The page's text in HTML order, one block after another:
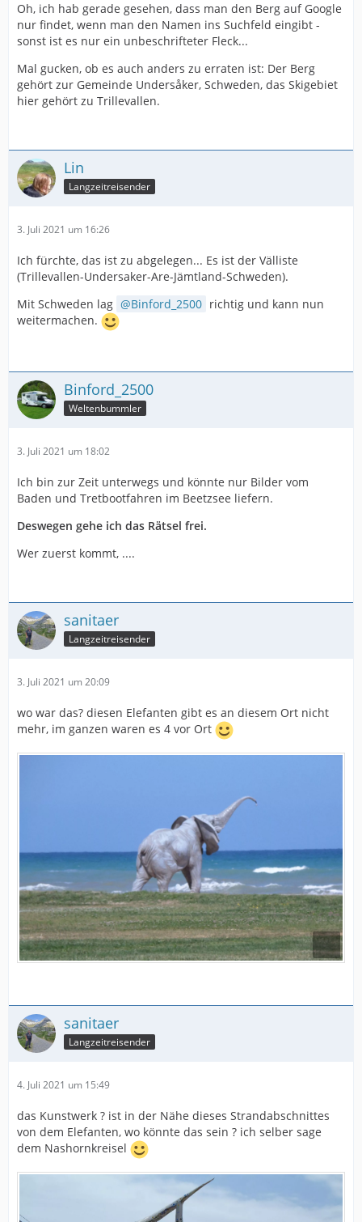
Oh, ich hab gerade gesehen, dass man den Berg auf Google
nur findet, wenn man den Namen ins Suchfeld eingibt -
sonst ist es nur ein unbeschrifteter Fleck...
Mal gucken, ob es auch anders zu erraten ist: Der Berg
gehört zur Gemeinde Undersåker, Schweden, das Skigebiet
hier gehört zu Trillevallen.
Lin
Langzeitreisender
3. Juli 2021 um 16:26
Ich fürchte, das ist zu abgelegen... Es ist der Välliste
(Trillevallen-Undersaker-Are-Jämtland-Schweden).
Mit Schweden lag
Binford_2500 richtig und kann nun
weitermachen.
Binford_2500
Weltenbummler
3. Juli 2021 um 18:02
Ich bin zur Zeit unterwegs und könnte nur Bilder vom
Baden und Tretbootfahren im Beetzsee liefern.
Deswegen gehe ich das Rätsel frei.
Wer zuerst kommt, ....
sanitaer
Langzeitreisender
3. Juli 2021 um 20:09
wo war das? diesen Elefanten gibt es an diesem Ort nicht
mehr, im ganzen waren es 4 vor Ort
sanitaer
Langzeitreisender
4. Juli 2021 um 15:49
das Kunstwerk ? ist in der Nähe dieses Strandabschnittes
von dem Elefanten, wo könnte das sein ? ich selber sage
dem Nashornkreisel